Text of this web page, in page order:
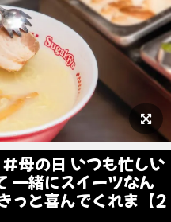
母の日 いつも忙しい
一緒にスイーツなん
っと喜んでくれま【2